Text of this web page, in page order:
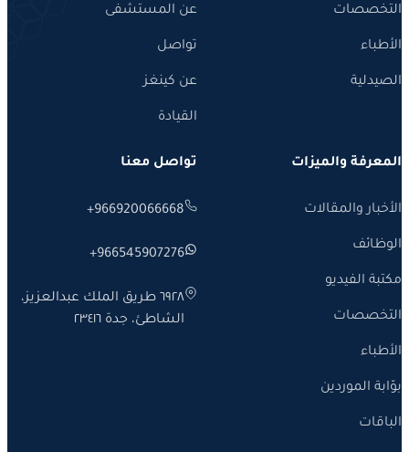
عن المستشفى
تواصل
عن كينغز
القيادة
والميزات
والمقالات
الفيديو
الموردين
تواصل معنا
+966920066668
+966545907276
٦٩٢٨ طريق الملك عبدالعزيز،
الشاطئ، جدة ٢٣٤١٦